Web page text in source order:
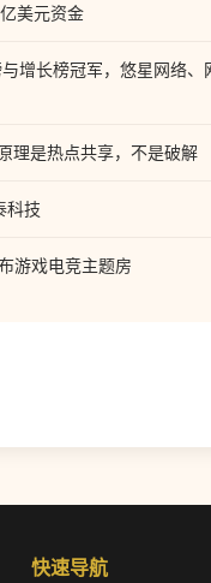
美元资金
增长榜冠军，悠星网络、
理是热点共享，不是破解
科技
游戏电竞主题房
快速导航